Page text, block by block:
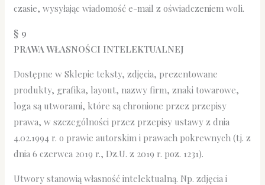
czasie, wysyłając wiadomość e-mail z oświadczeniem woli.
§ 9
PRAWA WŁASNOŚCI INTELEKTUALNEJ
Dostępne w Sklepie teksty, zdjęcia, prezentowane
produkty, grafika, layout, nazwy firm, znaki towarowe,
loga są utworami, które są chronione przez przepisy
prawa, w szczególności przez przepisy ustawy z dnia
4.02.1994 r. o prawie autorskim i prawach pokrewnych (tj. z
dnia 6 czerwca 2019 r., Dz.U. z 2019 r. poz. 1231).
Utwory stanowią własność intelektualną. Np. zdjęcia i